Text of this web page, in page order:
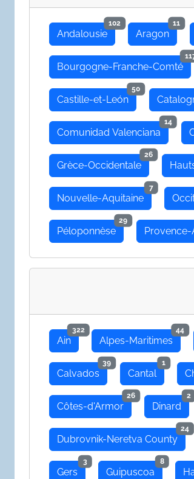
Andalousie
102
Aragon
11
Bourgogne-Franche-Comté
Castille-et-León
50
Comunidad Valenciana
14
Grèce-Occidentale
26
Nouvelle-Aquitaine
7
Péloponnèse
29
Ain
322
Alpes-Maritimes
44
Calvados
39
Cantal
1
Côtes-d'Armor
26
Dinard
2
Dubrovnik-Neretva County
24
Gers
3
Guipuscoa
8